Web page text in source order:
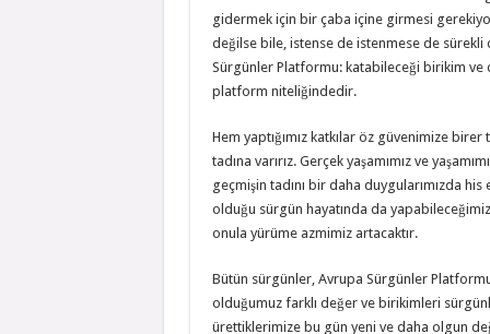
gidermek için bir çaba içine girmesi
değilse bile, istense de istenmese de
Sürgünler Platformu: katabileceği birikim ve
platform niteliğindedir.
Hem yaptığımız katkılar öz güvenimize
tadına varırız. Gerçek yaşamımız ve
geçmişin tadını bir daha duygularımızda
olduğu sürgün hayatında da
onula yürüme azmimiz artacaktır.
Bütün sürgünler, Avrupa Sürgünler
olduğumuz farklı değer ve birikimleri
ürettiklerimize bu gün yeni ve daha olgun